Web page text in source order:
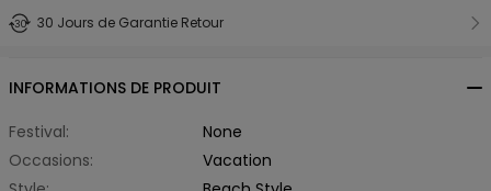
30 Jours de Garantie Retour
INFORMATIONS DE PRODUIT
Festival:
None
Occasions:
Vacation